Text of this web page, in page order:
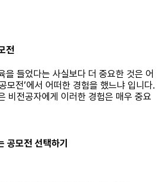
전
을 들었다는 사실보다 더 중요한 것은 어
모전’에서 어떠한 경험을 했느냐 입니다.
비전공자에게 이러한 경험은 매우 중요
공모전 선택하기